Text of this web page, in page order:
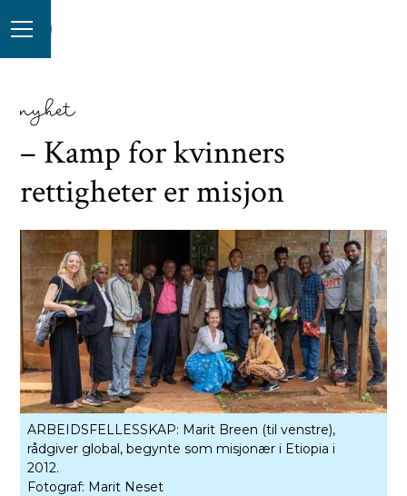
nyhet
– Kamp for kvinners
rettigheter er misjon
ARBEIDSFELLESSKAP: Marit Breen (til venstre),
rådgiver global, begynte som misjonær i Etiopia i
2012.
Fotograf: Marit Neset